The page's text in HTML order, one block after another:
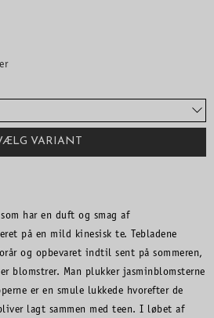
VARIANT
har en duft og smag af
på en mild kinesisk te. Tebladene
og opbevaret indtil sent på sommeren,
blomstrer. Man plukker jasminblomsterne
er en smule lukkede hvorefter de
lagt sammen med teen. I løbet af